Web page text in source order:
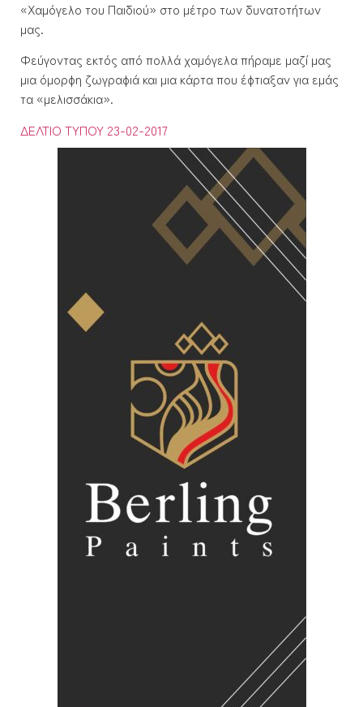
«Χαμόγελο του Παιδιού» στο μέτρο των δυνατοτήτων
μας.
Φεύγοντας εκτός από πολλά χαμόγελα πήραμε μαζί μας
μια όμορφη ζωγραφιά και μια κάρτα που έφτιαξαν για εμάς
τα «μελισσάκια».
ΔΕΛΤΙΟ ΤΥΠΟΥ 23-02-2017